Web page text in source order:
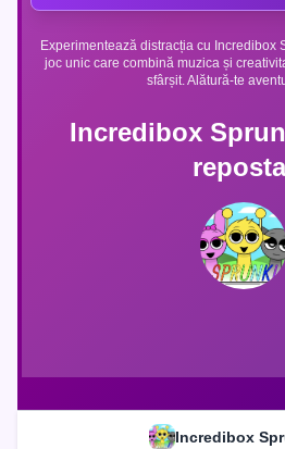
Incredibox
Experimentează distracția cu Incredibox
joc unic care combină muzica și
sfârșit. Alătură-te